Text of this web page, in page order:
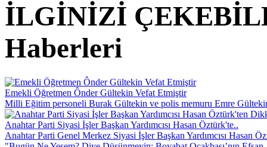
İLGİNİZİ
Haberleri
Emekli Öğretmen Ônder Gültekin Vefat Etmiştir
Milli Eğitim personeli Burak Gültekin ve polis memuru Emre
Anahtar Parti Siyasi İşler Başkan Yardımcısı Hasan Öztürk'te..
Anahtar Parti Genel Merkez Siyasi İşler Başkan Yardımcısı Hasan